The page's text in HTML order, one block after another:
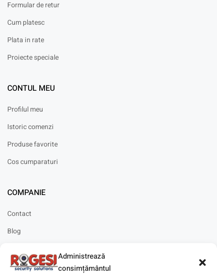
Administrează
consimțământul
Formular de retur
Cum platesc
Plata in rate
Proiecte speciale
CONTUL MEU
Profilul meu
Istoric comenzi
Produse favorite
Cos cumparaturi
COMPANIE
Contact
Blog
Solicitare instalare